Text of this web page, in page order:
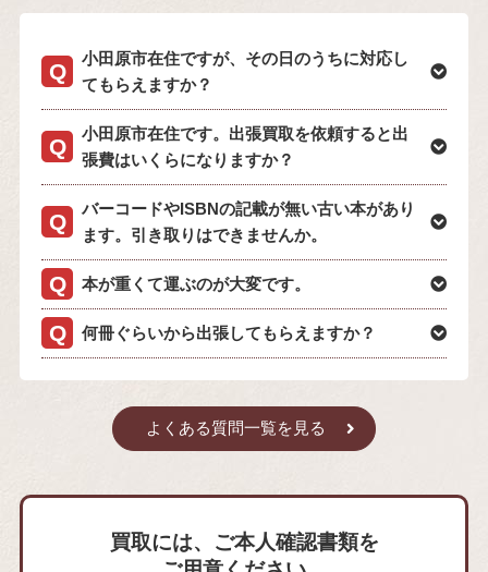
小田原市在住ですが、その日のうちに対応し
てもらえますか？
小田原市在住です。出張買取を依頼すると出
張費はいくらになりますか？
バーコードやISBNの記載が無い古い本があり
ます。引き取りはできませんか。
本が重くて運ぶのが大変です。
何冊ぐらいから出張してもらえますか？
よくある質問一覧を見る
買取には、ご本人確認書類を